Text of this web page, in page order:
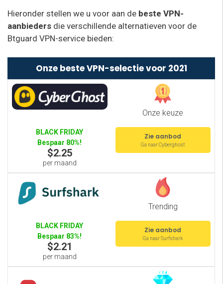
Hieronder stellen we u voor aan de beste VPN-
aanbieders die verschillende alternatieven voor de
Btguard VPN-service bieden:
Onze beste VPN-selectie voor 2021
Onze keuze
BLACK FRIDAY
Bespaar 80%!
$2.25
per maand
Zie aanbod
Ga naar Cyberghost
Trending
BLACK FRIDAY
Bespaar 83%!
$2.21
per maand
Zie aanbod
Ga naar Surfshark